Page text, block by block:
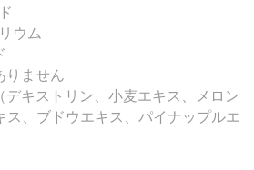
ウム
りません
キストリン、小麦エキス、メロン
ス、ブドウエキス、パイナップルエ